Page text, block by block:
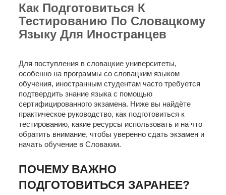
Как Подготовиться К
Тестированию По Словацкому
Языку Для Иностранцев
Для поступления в словацкие университеты,
особенно на программы со словацким языком
обучения, иностранным студентам часто требуется
подтвердить знание языка с помощью
сертифицированного экзамена. Ниже вы найдёте
практическое руководство, как подготовиться к
тестированию, какие ресурсы использовать и на что
обратить внимание, чтобы уверенно сдать экзамен и
начать обучение в Словакии.
ПОЧЕМУ ВАЖНО
ПОДГОТОВИТЬСЯ ЗАРАНЕЕ?